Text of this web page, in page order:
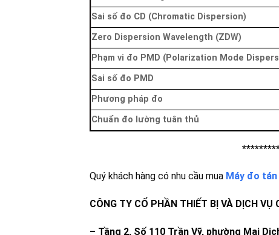
Sai số đo CD (Chromatic Dispersion)
Zero Dispersion Wavelength (ZDW)
Phạm vi đo PMD (Polarization Mode
Sai số đo PMD
Phương pháp đo
Chuẩn đo lường tuân thủ
Quý khách hàng có nhu cầu mua Máy đo
CÔNG TY CỔ PHẦN THIẾT BỊ VÀ DỊCH VỤ
– Tầng 2, Số 110 Trần Vỹ, phường Mai